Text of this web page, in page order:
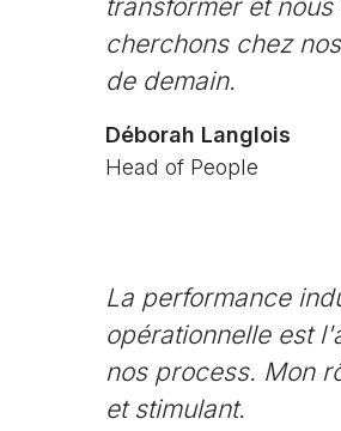
transformer et
cherchons chez
de demain.
Déborah Langlois
Head of People
La performance
opérationnelle est
nos process. Mon
et stimulant.